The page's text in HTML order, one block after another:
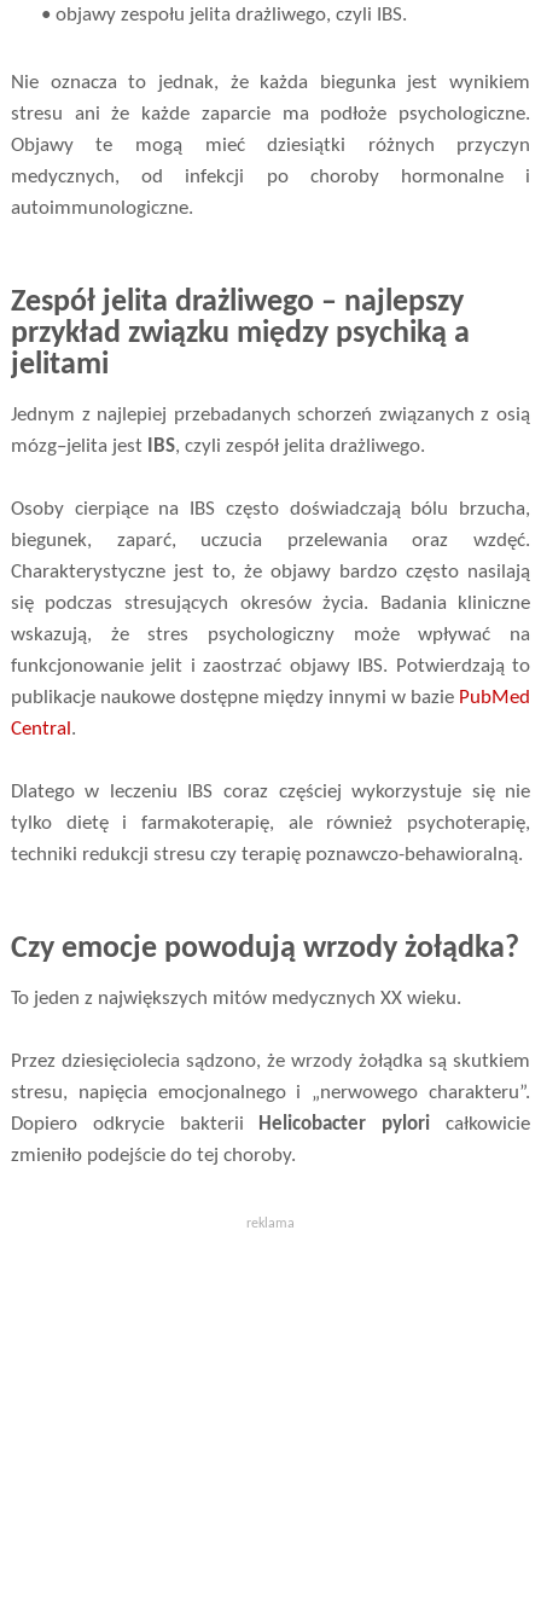
• objawy zespołu jelita drażliwego, czyli IBS.
Nie oznacza to jednak, że każda biegunka jest wynikiem
stresu ani że każde zaparcie ma podłoże psychologiczne.
Objawy te mogą mieć dziesiątki różnych przyczyn
medycznych, od infekcji po choroby hormonalne i
autoimmunologiczne.
Zespół jelita drażliwego – najlepszy
przykład związku między psychiką a
jelitami
Jednym z najlepiej przebadanych schorzeń związanych z osią
mózg–jelita jest
IBS, czyli zespół jelita drażliwego.
Osoby cierpiące na IBS często doświadczają bólu brzucha,
biegunek, zaparć, uczucia przelewania oraz wzdęć.
Charakterystyczne jest to, że objawy bardzo często nasilają
się podczas stresujących okresów życia. Badania kliniczne
wskazują, że stres psychologiczny może wpływać na
funkcjonowanie jelit i zaostrzać objawy IBS. Potwierdzają to
publikacje naukowe dostępne między innymi w bazie PubMed
Central .
Dlatego w leczeniu IBS coraz częściej wykorzystuje się nie
tylko dietę i farmakoterapię, ale również psychoterapię,
techniki redukcji stresu czy terapię poznawczo-behawioralną.
Czy emocje powodują wrzody żołądka?
To jeden z największych mitów medycznych XX wieku.
Przez dziesięciolecia sądzono, że wrzody żołądka są skutkiem
stresu, napięcia emocjonalnego i „nerwowego charakteru”.
Dopiero odkrycie bakterii
Helicobacter pylori całkowicie
zmieniło podejście do tej choroby.
reklama